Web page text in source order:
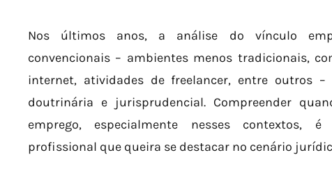
Nos últimos anos, a análise do vínculo
convencionais – ambientes menos tradicionais,
internet, atividades de freelancer, entre outros
doutrinária e jurisprudencial. Compreender
emprego, especialmente nesses contextos,
profissional que queira se destacar no cenário